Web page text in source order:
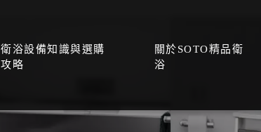
衛浴設備知識與選購
攻略
關於SOTO精品衛
浴